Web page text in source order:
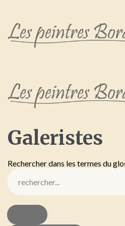
Galeristes
Rechercher dans les termes du